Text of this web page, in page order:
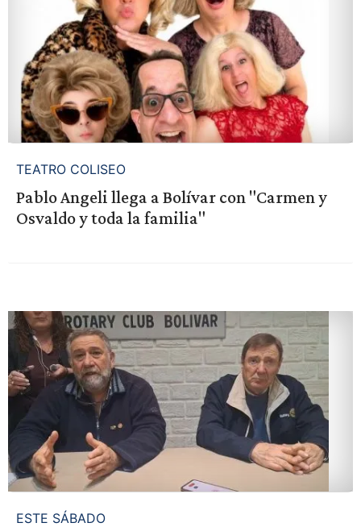
TEATRO COLISEO
Pablo Angeli llega a Bolívar con "Carmen y
Osvaldo y toda la familia"
ESTE SÁBADO